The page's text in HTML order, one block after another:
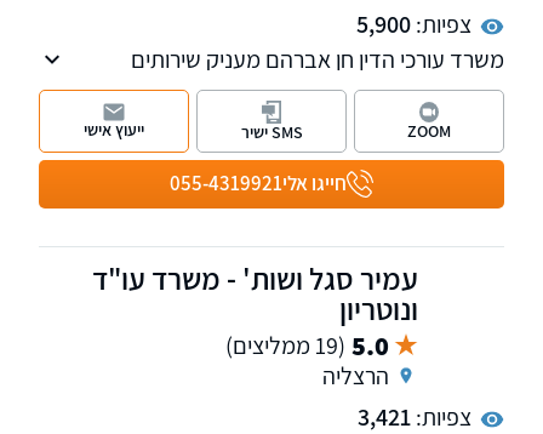
צפיות:5,900
משרד עורכי הדין חן אברהם מעניק שירותים
בתחומי המקרקעין ונזיקין, חבר לשכת עורכי הדין
משנת 2014 , המשרד מביא איתו נסיון ייחודי מעולם
חברות ביטוח
חייגו אלי055-4319921
ZOOM SMS ישיר ייעוץ אישי
עמיר סגל ושות' - משרד עו"ד
ונוטריון
5.0 (19 ממליצים)
הרצליה
צפיות:3,421